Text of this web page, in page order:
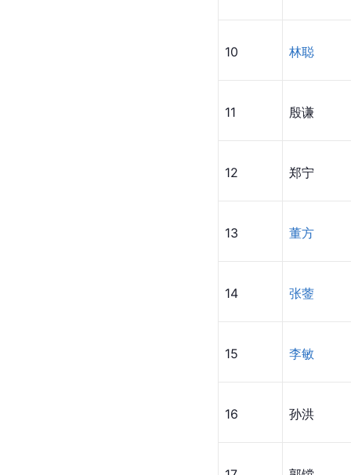
10 林聪
11 殷谦
12 郑宁
13 董方
14 张蓥
15 李敏
16 孙洪